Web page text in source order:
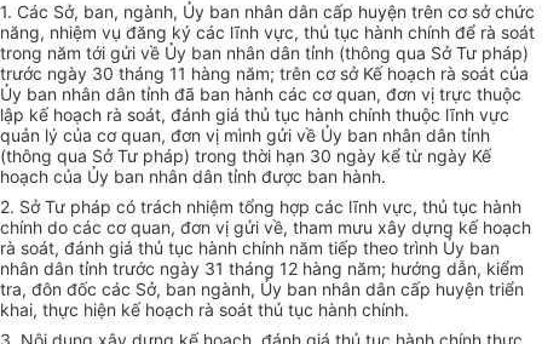
1. Các Sở, ban, ngành, Ủy ban nhân dân cấp huyện trên cơ sở chức
năng, nhiệm vụ đăng ký các lĩnh vực, thủ tục hành chính để rà soát
trong năm tới gửi về Ủy ban nhân dân tỉnh (thông qua Sở Tư pháp)
trước ngày 30 tháng 11 hàng năm; trên cơ sở Kế hoạch rà soát của
Ủy ban nhân dân tỉnh đã ban hành các cơ quan, đơn vị trực thuộc
lập kế hoạch rà soát, đánh giá thủ tục hành chính thuộc lĩnh vực
quản lý của cơ quan, đơn vị mình gửi về Ủy ban nhân dân tỉnh
(thông qua Sở Tư pháp) trong thời hạn 30 ngày kể từ ngày Kế
hoạch của Ủy ban nhân dân tỉnh được ban hành.
2. Sở Tư pháp có trách nhiệm tổng hợp các lĩnh vực, thủ tục hành
chính do các cơ quan, đơn vị gửi về, tham mưu xây dựng kế hoạch
rà soát, đánh giá thủ tục hành chính năm tiếp theo trình Ủy ban
nhân dân tỉnh trước ngày 31 tháng 12 hàng năm; hướng dẫn, kiểm
tra, đôn đốc các Sở, ban ngành, Ủy ban nhân dân cấp huyện triển
khai, thực hiện kế hoạch rà soát thủ tục hành chính.
3. Nội dung xây dựng kế hoạch, đánh giá thủ tục hành chính thực